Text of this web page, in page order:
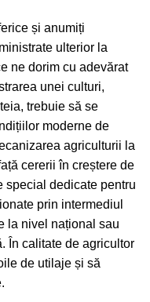
și anumiți
ulterior la
ne dorim cu adevărat
unei culturi,
trebuie să se
moderne de
agriculturii la
cererii în creștere de
special dedicate pentru
prin intermediul
la nivel național sau
În calitate de agricultor
de utilaje și să